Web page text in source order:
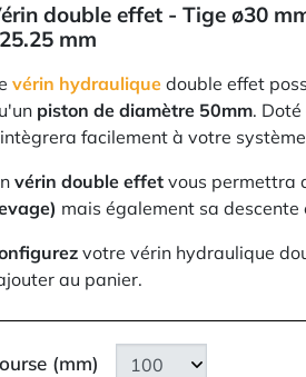
double effet - Tige ø30
mm
vérin hydraulique double effet
piston de diamètre 50mm. Doté
facilement à votre
vérin double effet vous permettra
mais également sa
votre vérin hydraulique
au panier.
(mm)